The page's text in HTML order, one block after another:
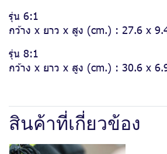
รุ่น 6:1
กว้าง x ยาว x สูง (cm.) : 27.6 x
รุ่น 8:1
กว้าง x ยาว x สูง (cm.) : 30.6 x
สินค้าที่เกี่ยวข้อง